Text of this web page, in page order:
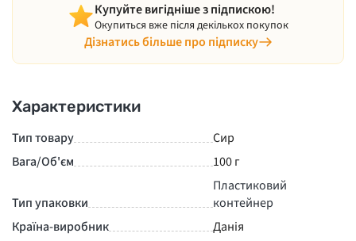
Купуйте вигідніше з підпискою!
Окупиться вже після декількох покупок
Дізнатись більше про підписку
Характеристики
Тип товару
Сир
Вага/Об'єм
100 г
Тип упаковки
Пластиковий
контейнер
Країна-виробник
Данія